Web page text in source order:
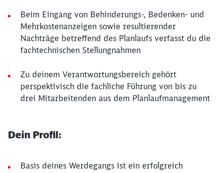
Beim Eingang von Behinderungs-, Bedenken- und
Mehrkostenanzeigen sowie resultierender
Nachträge betreffend des Planlaufs verfasst du die
fachtechnischen Stellungnahmen
Zu deinem Verantwortungsbereich gehört
perspektivisch die fachliche Führung von bis zu
drei Mitarbeitenden aus dem Planlaufmanagement
Dein Profil:
Basis deines Werdegangs ist ein erfolgreich